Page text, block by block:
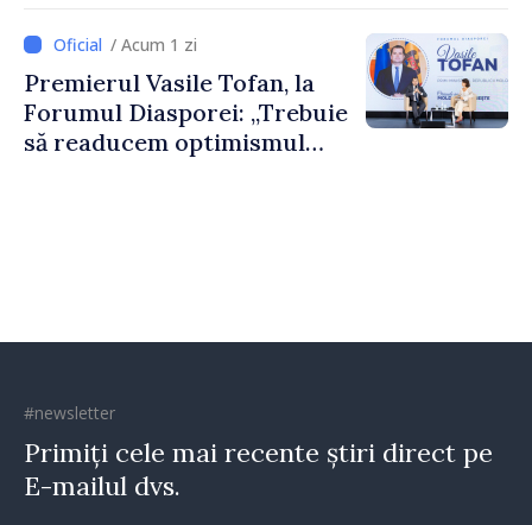
dumneavoastră pentru a
construi comunități mai
puternice”
/ Acum 1 zi
Premierul Vasile Tofan, la
Forumul Diasporei: „Trebuie
să readucem optimismul
#newsletter
Primiți cele mai recente știri direct pe
E-mailul dvs.